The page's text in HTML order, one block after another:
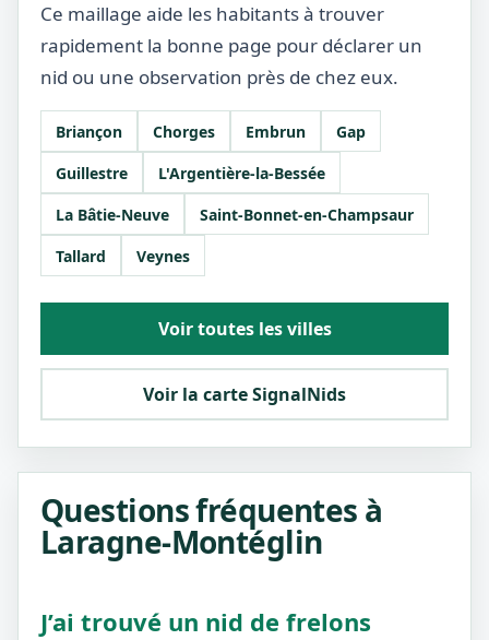
Ce maillage aide les habitants à trouver
rapidement la bonne page pour déclarer un
nid ou une observation près de chez eux.
Briançon Chorges Embrun
Gap
Guillestre
L'Argentière-la-Bessée
La Bâtie-Neuve
Saint-Bonnet-en-Champsaur
Tallard
Veynes
Voir toutes les villes
Voir la carte SignalNids
Questions fréquentes à
Laragne-Montéglin
J’ai trouvé un nid de frelons